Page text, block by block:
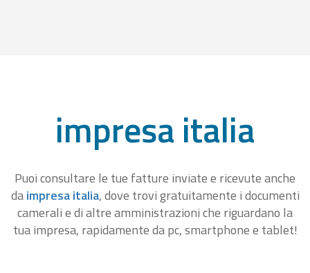
impresa italia
Puoi consultare le tue fatture inviate e ricevute anche
daimpresa italia, dove trovi gratuitamente i documenti
camerali e di altre amministrazioni che riguardano la
tua impresa, rapidamente da pc, smartphone e tablet!